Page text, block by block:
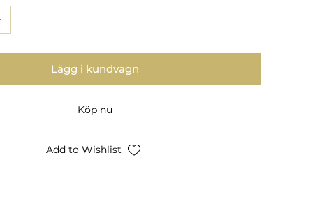
Lägg i kundvagn
Köp nu
Add to Wishlist